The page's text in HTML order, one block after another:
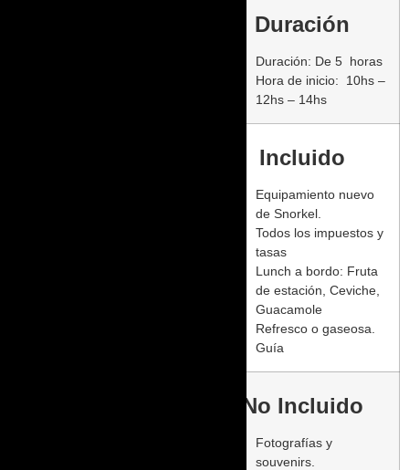
Duración
Duración: De 5 horas
Hora de inicio: 10hs –
12hs – 14hs
Incluido
Equipamiento nuevo
de Snorkel.
Todos los impuestos y
tasas
Lunch a bordo: Fruta
de estación, Ceviche,
Guacamole
Refresco o gaseosa.
Guía
No Incluido
Fotografías y
souvenirs.